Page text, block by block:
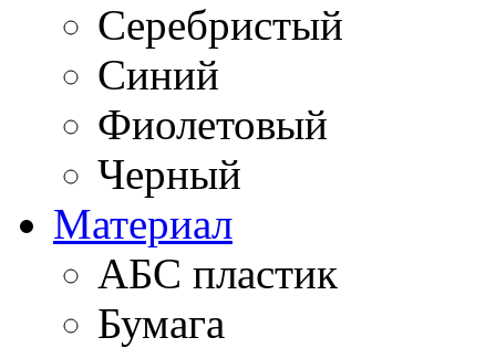
Серебристый
Синий
Фиолетовый
Черный
Материал
АБС пластик
Бумага